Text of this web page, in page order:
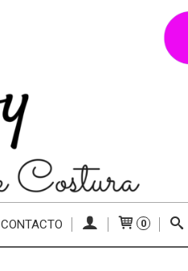
CONTACTO 0